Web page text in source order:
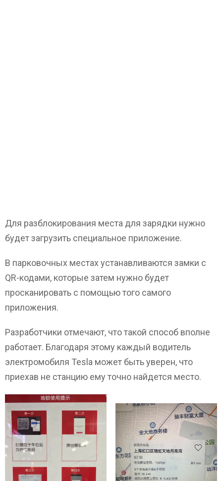
Для разблокирования места для зарядки нужно
будет загрузить специальное приложение.
В парковочных местах устанавливаются замки с
QR-кодами, которые затем нужно будет
просканировать с помощью того самого
приложения.
Разработчики отмечают, что такой способ вполне
работает. Благодаря этому каждый водитель
электромобиля Tesla может быть уверен, что
приехав не станцию ему точно найдется место.